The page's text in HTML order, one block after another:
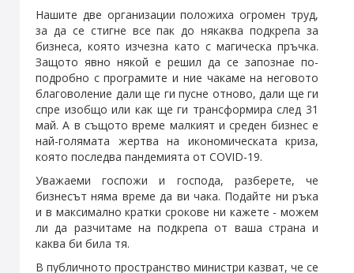
Нашите две организации положиха огромен труд,
за да се стигне все пак до някаква подкрепа за
бизнеса, която изчезна като с магическа пръчка.
Защото явно някой е решил да се запознае по-
подробно с програмите и ние чакаме на неговото
благоволение дали ще ги пусне отново, дали ще ги
спре изобщо или как ще ги трансформира след 31
май. А в същото време малкият и среден бизнес е
най-голямата жертва на икономическата криза,
която последва пандемията от COVID-19.
Уважаеми госпожи и господа, разберете, че
бизнесът няма време да ви чака. Подайте ни ръка
и в максимално кратки срокове ни кажете - можем
ли да разчитаме на подкрепа от ваша страна и
каква би била тя.
В публичното пространство министри казват, че се